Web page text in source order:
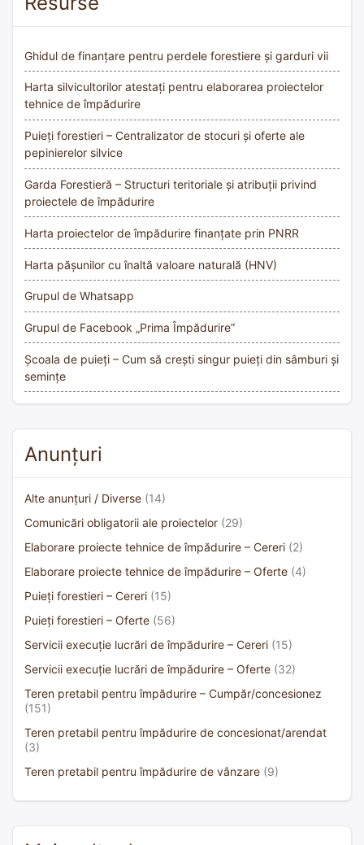
Ghidul de finanțare pentru perdele forestiere și garduri vii
Harta silvicultorilor atestați pentru elaborarea proiectelor
tehnice de împădurire
Puieți forestieri – Centralizator de stocuri și oferte ale
pepinierelor silvice
Garda Forestieră – Structuri teritoriale și atribuții privind
proiectele de împădurire
Harta proiectelor de împădurire finanțate prin PNRR
Harta pășunilor cu înaltă valoare naturală (HNV)
Grupul de Whatsapp
Grupul de Facebook „Prima Împădurire”
Școala de puieți – Cum să crești singur puieți din sâmburi și
semințe
Anunțuri
Alte anunțuri / Diverse (14)
Comunicări obligatorii ale proiectelor (29)
Elaborare proiecte tehnice de împădurire – Cereri (2)
Elaborare proiecte tehnice de împădurire – Oferte (4)
Puieți forestieri – Cereri (15)
Puieți forestieri – Oferte (56)
Servicii execuție lucrări de împădurire – Cereri (15)
Servicii execuție lucrări de împădurire – Oferte (32)
Teren pretabil pentru împădurire – Cumpăr/concesionez
(151)
Teren pretabil pentru împădurire de concesionat/arendat
(3)
Teren pretabil pentru împădurire de vânzare (9)